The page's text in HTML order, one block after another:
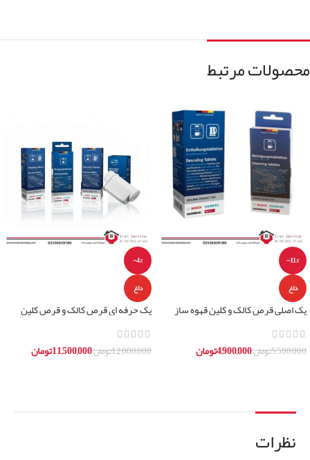
محصولات مرتبط
-11%
داغ
پک اصلی قرص کالک و کلین قهوه ساز
بوش(ساخت آلمان)
5,500,000تومان4,900,000تومان
-4%
داغ
پک حرفه ای قرص کالک و قرص کلین
قهوه ساز و فیلتر قهوه ساز بوش
12,000,000تومان11,500,000تومان
نظرات